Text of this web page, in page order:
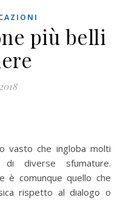
più belli
diverse sfumature.
è comunque quello che
rispetto al dialogo o